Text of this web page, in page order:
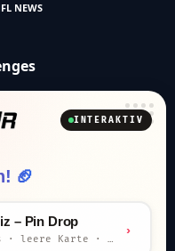
NEWS
INTERAKTIV
🏈
– Pin Drop
›